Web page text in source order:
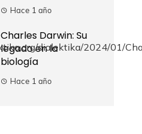
Hace 1 año
Charles Darwin: Su
legado en la
biología
Hace 1 año